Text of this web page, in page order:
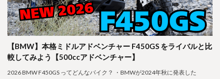
【BMW】本格ミドルアドベンチャー F450GS をライバルと比
較してみよう【500ccアドベンチャー】
2026 BMW F450GS ってどんなバイク？ ・BMWが2024年秋に発表した